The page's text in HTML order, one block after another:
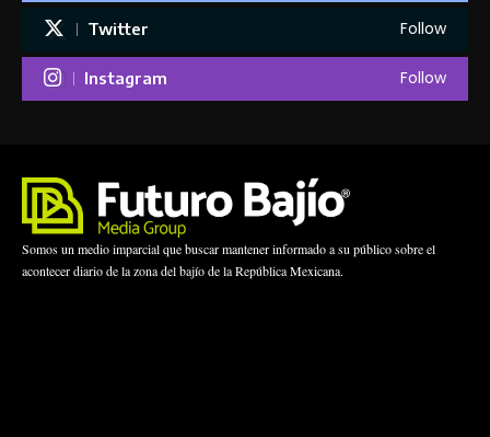
Twitter Follow
Instagram Follow
Somos un medio imparcial que buscar mantener informado a su público sobre el
acontecer diario de la zona del bajío de la República Mexicana.